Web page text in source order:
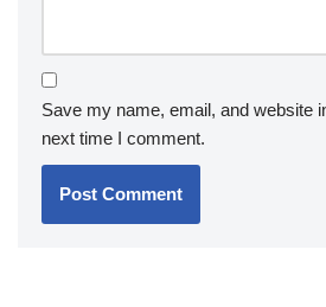
Save my name, email, and website
next time I comment.